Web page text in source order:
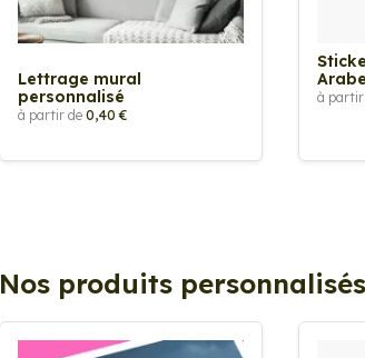
Lettrage mural
personnalisé
à partir de 0,40 €
à partir
Nos produits personnalisés